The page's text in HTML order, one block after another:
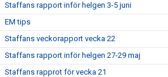
Staffans rapport inför helgen 3-5 juni
EM tips
Staffans veckorapport vecka 22
Staffans rapport inför helgen 27-29 maj
Staffans rapprot för vecka 21